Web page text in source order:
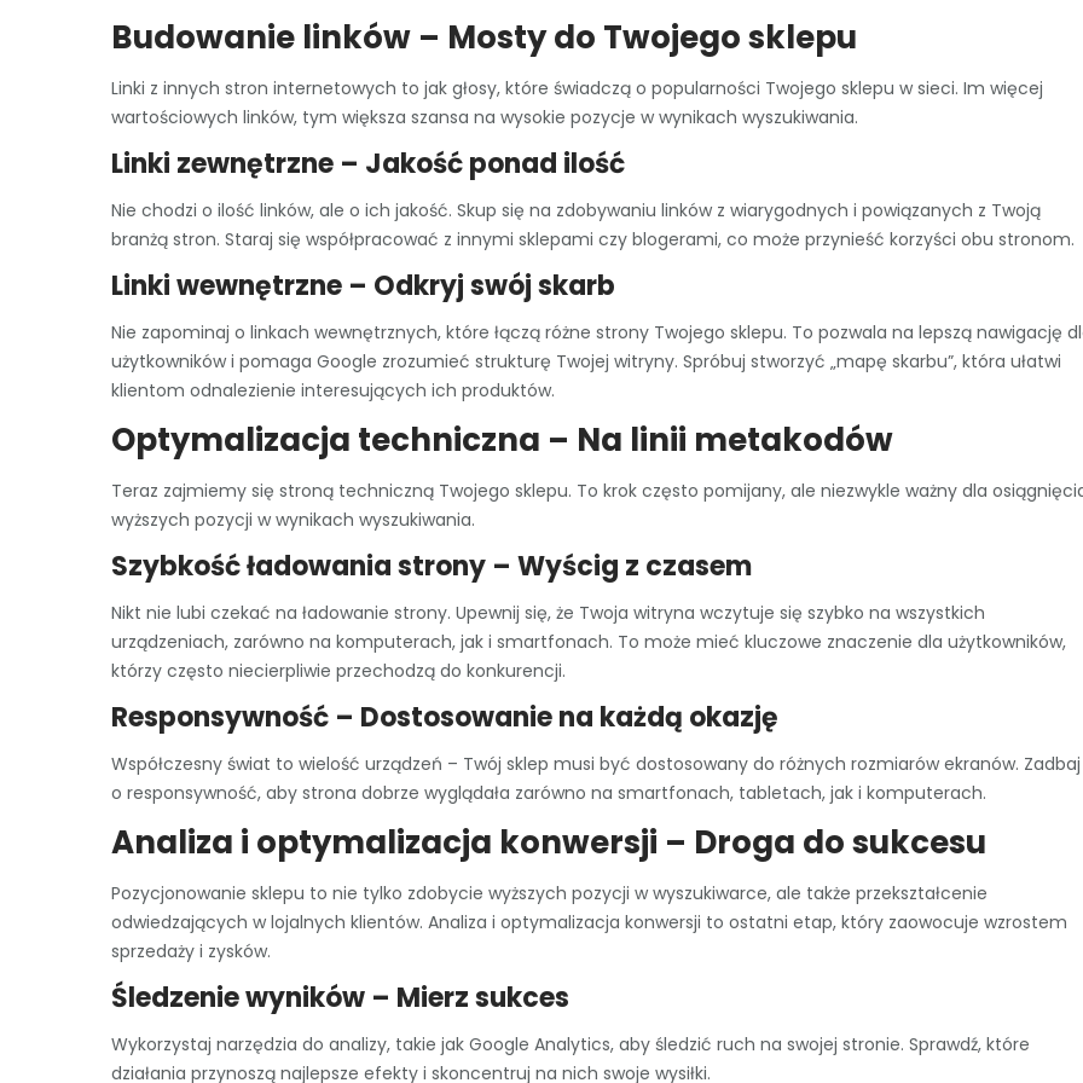
Budowanie linków – Mosty do Twojego sklepu
Linki z innych stron internetowych to jak głosy, które świadczą o popularności Twojego sklepu w sieci. Im więcej
wartościowych linków, tym większa szansa na wysokie pozycje w wynikach wyszukiwania.
Linki zewnętrzne – Jakość ponad ilość
Nie chodzi o ilość linków, ale o ich jakość. Skup się na zdobywaniu linków z wiarygodnych i powiązanych z Twoją
branżą stron. Staraj się współpracować z innymi sklepami czy blogerami, co może przynieść korzyści obu stronom.
Linki wewnętrzne – Odkryj swój skarb
Nie zapominaj o linkach wewnętrznych, które łączą różne strony Twojego sklepu. To pozwala na lepszą nawigację
użytkowników i pomaga Google zrozumieć strukturę Twojej witryny. Spróbuj stworzyć „mapę skarbu”, która ułatwi
klientom odnalezienie interesujących ich produktów.
Optymalizacja techniczna – Na linii metakodów
Teraz zajmiemy się stroną techniczną Twojego sklepu. To krok często pomijany, ale niezwykle ważny dla
wyższych pozycji w wynikach wyszukiwania.
Szybkość ładowania strony – Wyścig z czasem
Nikt nie lubi czekać na ładowanie strony. Upewnij się, że Twoja witryna wczytuje się szybko na wszystkich
urządzeniach, zarówno na komputerach, jak i smartfonach. To może mieć kluczowe znaczenie dla użytkowników,
którzy często niecierpliwie przechodzą do konkurencji.
Responsywność – Dostosowanie na każdą okazję
Współczesny świat to wielość urządzeń – Twój sklep musi być dostosowany do różnych rozmiarów ekranów. Zadbaj
o responsywność, aby strona dobrze wyglądała zarówno na smartfonach, tabletach, jak i komputerach.
Analiza i optymalizacja konwersji – Droga do sukcesu
Pozycjonowanie sklepu to nie tylko zdobycie wyższych pozycji w wyszukiwarce, ale także przekształcenie
odwiedzających w lojalnych klientów. Analiza i optymalizacja konwersji to ostatni etap, który zaowocuje wzrostem
sprzedaży i zysków.
Śledzenie wyników – Mierz sukces
Wykorzystaj narzędzia do analizy, takie jak Google Analytics, aby śledzić ruch na swojej stronie. Sprawdź, które
działania przynoszą najlepsze efekty i skoncentruj na nich swoje wysiłki.